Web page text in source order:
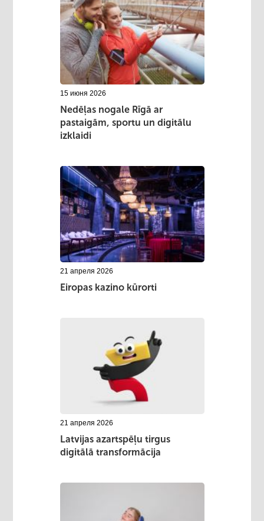
15 июня 2026
Nedēļas nogale Rīgā ar
pastaigām, sportu un digitālu
izklaidi
21 апреля 2026
Eiropas kazino kūrorti
21 апреля 2026
Latvijas azartspēļu tirgus
digitālā transformācija